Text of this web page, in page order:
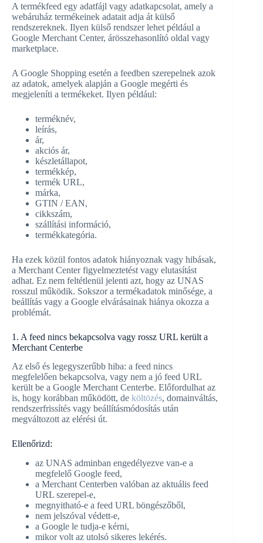
A termékfeed egy adatfájl vagy adatkapcsolat, amely a
webáruház termékeinek adatait adja át külső
rendszereknek. Ilyen külső rendszer lehet például a
Google Merchant Center, árösszehasonlító oldal vagy
marketplace.
A Google Shopping esetén a feedben szerepelnek azok
az adatok, amelyek alapján a Google megérti és
megjeleníti a termékeket. Ilyen például:
terméknév,
leírás,
ár,
akciós ár,
készletállapot,
termékkép,
termék URL,
márka,
GTIN / EAN,
cikkszám,
szállítási információ,
termékkategória.
Ha ezek közül fontos adatok hiányoznak vagy hibásak,
a Merchant Center figyelmeztetést vagy elutasítást
adhat. Ez nem feltétlenül jelenti azt, hogy az UNAS
rosszul működik. Sokszor a termékadatok minősége, a
beállítás vagy a Google elvárásainak hiánya okozza a
problémát.
1. A feed nincs bekapcsolva vagy rossz URL került a
Merchant Centerbe
Az első és legegyszerűbb hiba: a feed nincs
megfelelően bekapcsolva, vagy nem a jó feed URL
került be a Google Merchant Centerbe. Előfordulhat az
is, hogy korábban működött, de költözés, domainváltás,
rendszerfrissítés vagy beállításmódosítás után
megváltozott az elérési út.
Ellenőrizd:
az UNAS adminban engedélyezve van-e a
megfelelő Google feed,
a Merchant Centerben valóban az aktuális feed
URL szerepel-e,
megnyitható-e a feed URL böngészőből,
nem jelszóval védett-e,
a Google le tudja-e kérni,
mikor volt az utolsó sikeres lekérés.